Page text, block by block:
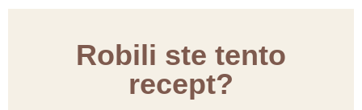
Robili ste tento
recept?